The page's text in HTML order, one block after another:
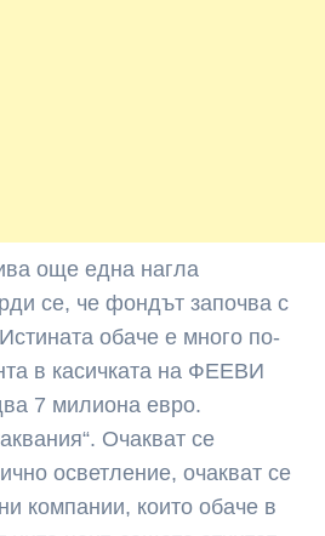
още една нагла
се, че фондът започва с
обаче е много по-
в касичката на ФЕЕВИ
7 милиона евро.
Очакват се
осветление, очакват се
компании, които обаче в